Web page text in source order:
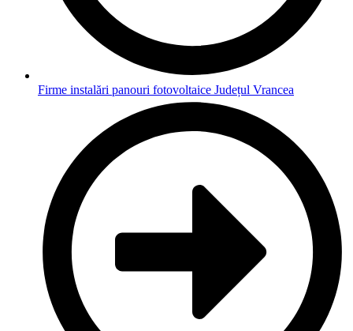
Firme instalări panouri fotovoltaice Județul Vrancea